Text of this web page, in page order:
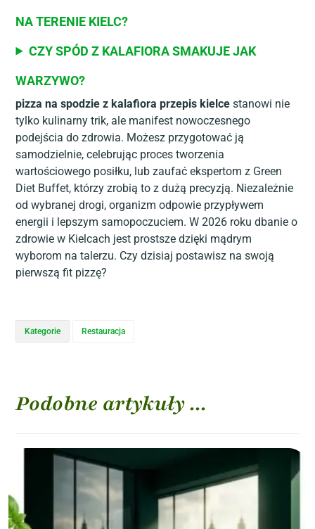
NA TERENIE KIELC?
CZY SPÓD Z KALAFIORA SMAKUJE JAK
WARZYWO?
pizza na spodzie z kalafiora przepis kielce stanowi nie
tylko kulinarny trik, ale manifest nowoczesnego
podejścia do zdrowia. Możesz przygotować ją
samodzielnie, celebrując proces tworzenia
wartościowego posiłku, lub zaufać ekspertom z Green
Diet Buffet, którzy zrobią to z dużą precyzją. Niezależnie
od wybranej drogi, organizm odpowie przypływem
energii i lepszym samopoczuciem. W 2026 roku dbanie o
zdrowie w Kielcach jest prostsze dzięki mądrym
wyborom na talerzu. Czy dzisiaj postawisz na swoją
pierwszą fit pizzę?
Kategorie Restauracja
Podobne artykuły ...